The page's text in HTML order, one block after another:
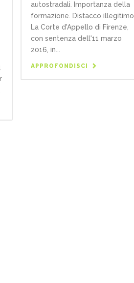
autostradali. Importanza della
formazione. Distacco illegitimo.
La Corte d'Appello di Firenze,
con sentenza dell'11 marzo
2016, in...
APPROFONDISCI